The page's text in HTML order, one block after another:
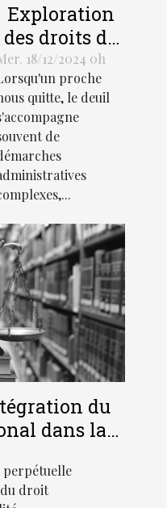
Exploration
des droits de
succession et
selon
la loi
française
18/12/2024 0h
proche
quitte, le deuil
de
du
dans la
moderne
perpétuelle
droit